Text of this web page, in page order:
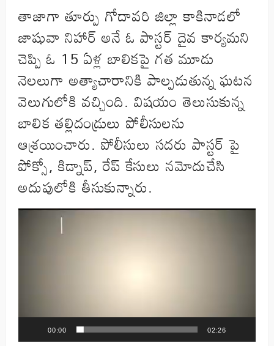
తాజాగా తూర్పు గోదావరి జిల్లా కాకినాడలో
జాషువా నిహార్ అనే ఓ పాస్టర్ దైవ కార్యమని
చెప్పి ఓ 15 ఏళ్ల బాలికపై గత మూడు
నెలలుగా అత్యాచారానికి పాల్పడుతున్న ఘటన
వెలుగులోకి వచ్చింది. విషయం తెలుసుకున్న
బాలిక తల్లిదండ్రులు పోలీసులను
ఆశ్రయించారు. పోలీసులు సదరు పాస్టర్ పై
పోక్సో, కిడ్నాప్, రేప్ కేసులు నమోదుచేసి
అదుపులోకి తీసుకున్నారు.
Video
Player
00:00 02:26